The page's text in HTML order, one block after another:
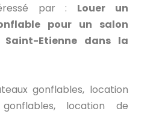
par : Louer un
pour un salon
Etienne dans la
gonflables, location
location de